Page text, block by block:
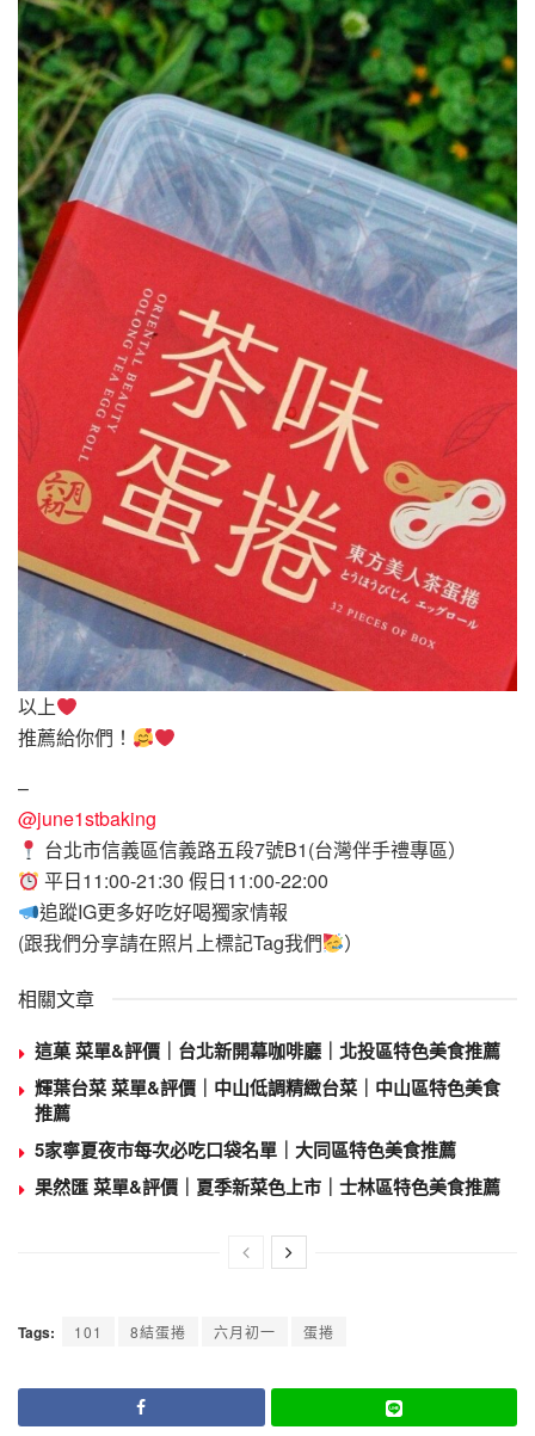
以上
推薦給你們！
–
@june1stbaking
台北市信義區信義路五段7號B1(台灣伴手禮專區）
平日11:00-21:30 假日11:00-22:00
追蹤IG更多好吃好喝獨家情報
(跟我們分享請在照片上標記Tag我們
）
相關文章
這菓 菜單&評價｜台北新開幕咖啡廳｜北投區特色美食推薦
輝葉台菜 菜單&評價｜中山低調精緻台菜｜中山區特色美食
推薦
5家寧夏夜市每次必吃口袋名單｜大同區特色美食推薦
果然匯 菜單&評價｜夏季新菜色上市｜士林區特色美食推薦
Tags: 101 8結蛋捲 六月初一 蛋捲